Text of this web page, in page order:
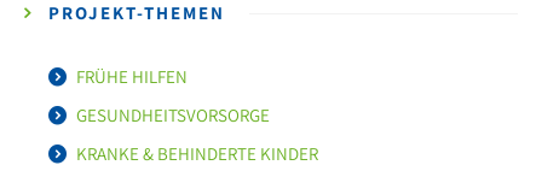
PROJEKT-THEMEN
FRÜHE HILFEN
GESUNDHEITSVORSORGE
KRANKE & BEHINDERTE KINDER